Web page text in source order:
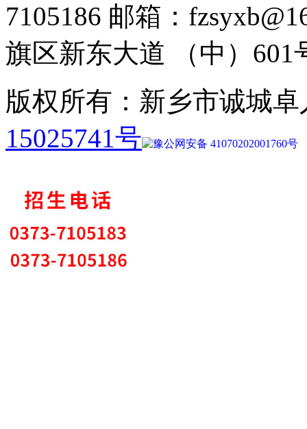
7105186 邮箱：
旗区新东大道 （中）601
版权所有：新乡市诚城
15025741号
豫公网安备 41070202001760号